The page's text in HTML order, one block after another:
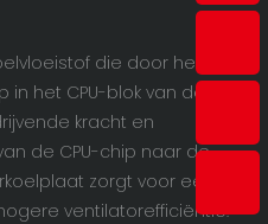
die door het
het CPU-blok van de
kracht en
de CPU-chip naar de
zorgt voor een
ventilatorefficiëntie.